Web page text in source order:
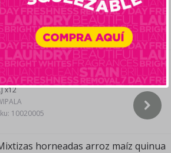
10080001
gel de banana 4 unidades de 32
Marca Wipala
x12
10020005
horneadas arroz maíz quinua